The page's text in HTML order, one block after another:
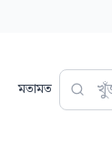
মতামত